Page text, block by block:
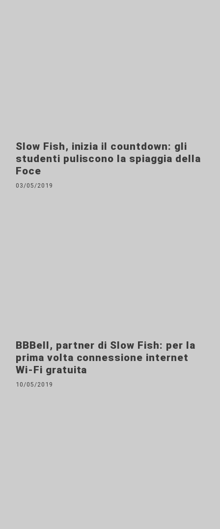
Slow Fish, inizia il countdown: gli
studenti puliscono la spiaggia della
Foce
03/05/2019
BBBell, partner di Slow Fish: per la
prima volta connessione internet
Wi-Fi gratuita
10/05/2019